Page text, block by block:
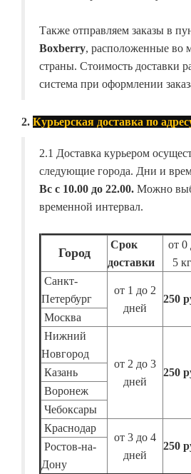
Также отправляем заказы в
Boxberry, расположенные во
страны. Стоимость доставки
система при оформлении
2. Курьерская доставка по
2.1 Доставка курьером
следующие города. Дни и
Вс с 10.00 до 22.00. Можно
временной интервал.
Город
Срок
доставки
от 0
5 кг
Санкт-
Петербург
от 1 до 2
дней
250
Москва
Нижний
Новгород
от 2 до 3
дней
250
Казань
Воронеж
Чебоксары
Краснодар
от 3 до 4
дней
250
Ростов-на-
Дону